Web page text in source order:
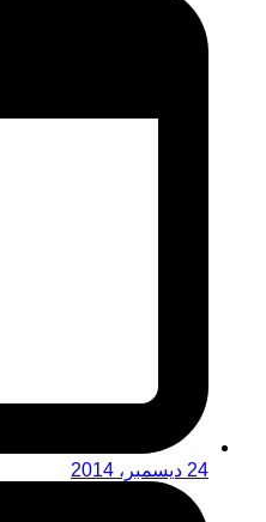
24 ديسمبر، 2014